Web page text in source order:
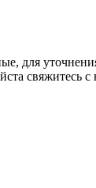
для
свяжитесь